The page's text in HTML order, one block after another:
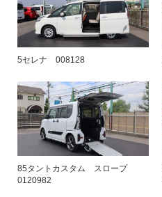
5セレナ 008128
85タントカスタム スロープ
0120982